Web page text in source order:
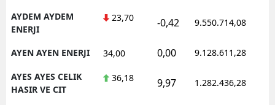
AYDEM AYDEM
ENERJI
23,70 -0,42 9.550.714,08
AYEN AYEN ENERJI 34,00 0,00 9.128.611,28
AYES AYES CELIK
HASIR VE CIT
36,18 9,97 1.282.436,28